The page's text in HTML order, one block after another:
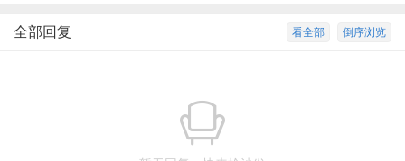
倒序浏览
看全部
全部回复